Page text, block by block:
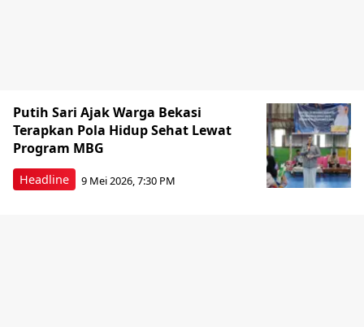
Headline
Putih Sari Ajak Warga Bekasi
Terapkan Pola Hidup Sehat Lewat
Program MBG
9 Mei 2026, 7:30 PM